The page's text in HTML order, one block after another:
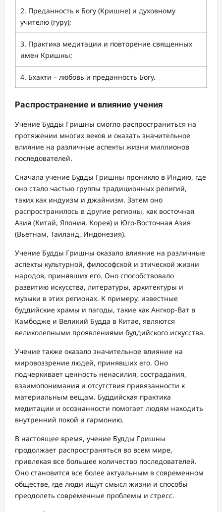
2. Преданность к Богу (Кришне) и духовному
учителю (гуру);
3. Практика медитации и повторение священных
имен Кришны;
4. Бхакти – любовь и преданность Богу.
Распространение и влияние учения
Учение Будды Гришны смогло распространиться на
протяжении многих веков и оказать значительное
влияние на различные аспекты жизни миллионов
последователей.
Сначала учение Будды Гришны проникло в Индию, где
оно стало частью группы традиционных религий,
таких как индуизм и джайнизм. Затем оно
распространилось в другие регионы, как восточная
Азия (Китай, Япония, Корея) и Юго-Восточная Азия
(Вьетнам, Таиланд, Индонезия).
Учение Будды Гришны оказало влияние на различные
аспекты культурной, философской и этической жизни
народов, принявших его. Оно способствовало
развитию искусства, литературы, архитектуры и
музыки в этих регионах. К примеру, известные
буддийские храмы и пагоды, такие как Ангкор-Ват в
Камбодже и Великий Будда в Китае, являются
великолепными проявлениями буддийского искусства.
Учение также оказало значительное влияние на
мировоззрение людей, принявших его. Оно
подчеркивает ценность ненасилия, сострадания,
взаимопонимания и отсутствия привязанности к
материальным вещам. Буддийская практика
медитации и осознанности помогает людям находить
внутренний покой и гармонию.
В настоящее время, учение Будды Гришны
продолжает распространяться во всем мире,
привлекая все большее количество последователей.
Оно становится все более актуальным в современном
обществе, где люди ищут смысл жизни и способы
преодолеть современные проблемы и стресс.